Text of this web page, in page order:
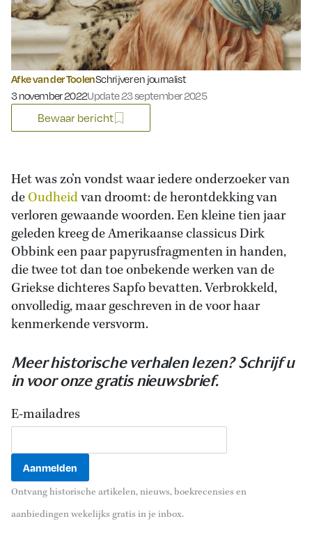
Afke van der ToolenSchrijver en journalist
Gepubliceerd op:
3 november 2022Update 23 september 2025
Bewaar bericht
Het was zo’n vondst waar iedere onderzoeker van
deOudheidvan droomt: de herontdekking van
verloren gewaande woorden. Een kleine tien jaar
geleden kreeg de Amerikaanse classicus Dirk
Obbink een paar papyrusfragmenten in handen,
die twee tot dan toe onbekende werken van de
Griekse dichteres Sapfo bevatten. Verbrokkeld,
onvolledig, maar geschreven in de voor haar
kenmerkende versvorm.
Meer historische verhalen lezen? Schrijf u
in voor onze gratis nieuwsbrief.
E-mailadres
Ontvang historische artikelen, nieuws, boekrecensies en
aanbiedingen wekelijks gratis in je inbox.